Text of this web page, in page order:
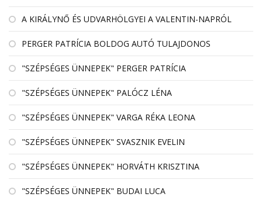
A KIRÁLYNŐ ÉS UDVARHÖLGYEI A VALENTIN-NAPRÓL
PERGER PATRÍCIA BOLDOG AUTÓ TULAJDONOS
"SZÉPSÉGES ÜNNEPEK" PERGER PATRÍCIA
"SZÉPSÉGES ÜNNEPEK" PALÓCZ LÉNA
"SZÉPSÉGES ÜNNEPEK" VARGA RÉKA LEONA
"SZÉPSÉGES ÜNNEPEK" SVASZNIK EVELIN
"SZÉPSÉGES ÜNNEPEK" HORVÁTH KRISZTINA
"SZÉPSÉGES ÜNNEPEK" BUDAI LUCA